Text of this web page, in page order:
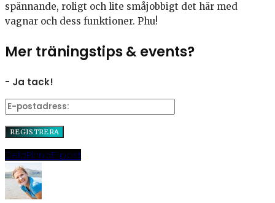
spännande, roligt och lite småjobbigt det här med
vagnar och dess funktioner. Phu!
Mer träningstips & events?
- Ja tack!
DelaPinnaE-post